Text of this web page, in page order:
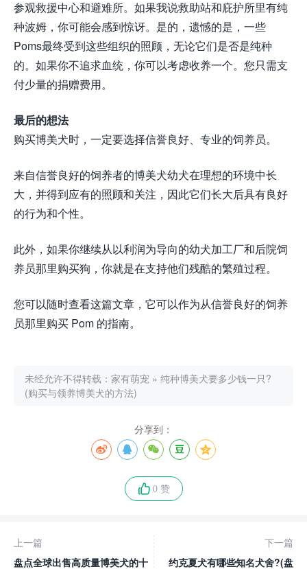
参观救援中心和避难所。如果我说救助站和庇护所里有纯
种波姆，你可能会感到惊讶。是的，遗憾的是，一些
Poms最终受到这些组织的照顾，无论它们是否是纯种
的。如果你不追求血统，你可以考虑收养一个。您只需支
付少量的捐赠费用。
最后的想法
购买博美犬时，一定要选择信誉良好、专业的饲养员。
来自信誉良好的饲养者的博美犬幼犬在理想的环境中长
大，并得到应有的照顾和关注，因此它们长大后具有良好
的行为和个性。
此外，如果你继续从以利润为导向的幼犬加工厂和后院饲
养员那里购买狗，你就是在支持他们残酷的繁殖过程。
您可以随时查看这篇文章，它可以作为从信誉良好的饲养
员那里购买 Pom 的指南。
未经允许不得转载： 家有萌宠 » 纯种博美犬要多少钱一只?
(购买与领养博美犬的方法)
分享到：
0 赞
上一篇
盘点全球出售高质量博美犬的十
下一篇
约克夏犬有哪些知名犬舍?(盘